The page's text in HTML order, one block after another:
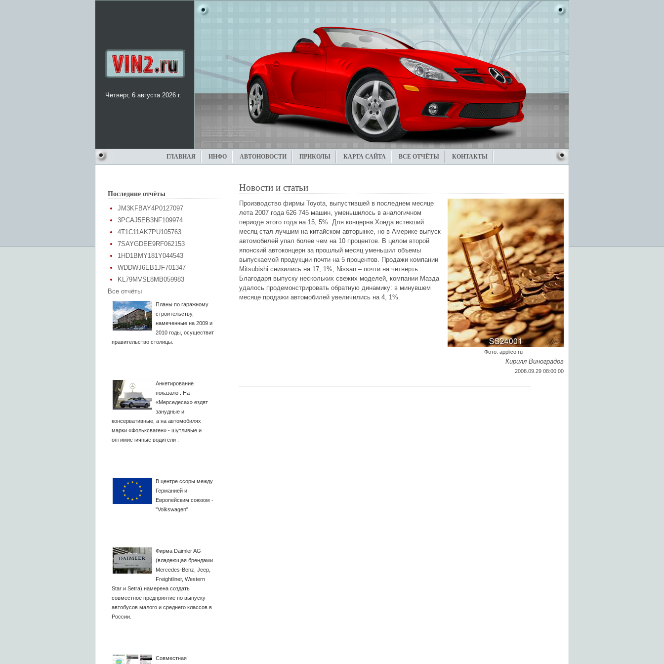
Четверг, 6 августа 2026 г.
ГЛАВНАЯ ИНФО АВТОНОВОСТИ ПРИКОЛЫ КАРТА САЙТА ВСЕ ОТЧЁТЫ КОНТАКТЫ
Последние отчёты
JM3KFBAY4P0127097
3PCAJ5EB3NF109974
4T1C11AK7PU105763
7SAYGDEE9RF062153
1HD1BMY181Y044543
WDDWJ6EB1JF701347
KL79MVSL8MB059983
Все отчёты
Планы по гаражному
строительству,
намеченные на 2009 и
2010 годы, осуществит
правительство столицы.
Анкетирование
показало : На
«Мерседесах» ездят
занудные и
консервативные, а на автомобилях
марки «Фольксваген» - шутливые и
оптимистичные водители .
В центре ссоры между
Германией и
Европейским союзом -
"Volkswagen".
Фирма Daimler AG
(владеющая брендами
Mercedes-Benz, Jeep,
Freightliner, Western
Star и Setra) намерена создать
совместное предприятие по выпуску
автобусов малого и среднего классов в
России.
Совместная
Новости и статьи
Фото: applico.ru
Производство фирмы Toyota, выпустившей в последнем месяце
лета 2007 года 626 745 машин, уменьшилось в аналогичном
периоде этого года на 15, 5%. Для концерна Хонда истекший
месяц стал лучшим на китайском авторынке, но в Америке выпуск
автомобилей упал более чем на 10 процентов. В целом второй
японский автоконцерн за прошлый месяц уменьшил объемы
выпускаемой продукции почти на 5 процентов. Продажи компании
Mitsubishi снизились на 17, 1%, Nissan – почти на четверть.
Благодаря выпуску нескольких свежих моделей, компании Мазда
удалось продемонстрировать обратную динамику: в минувшем
месяце продажи автомобилей увеличились на 4, 1%.
Кирилл Виноградов
2008.09.29 08:00:00